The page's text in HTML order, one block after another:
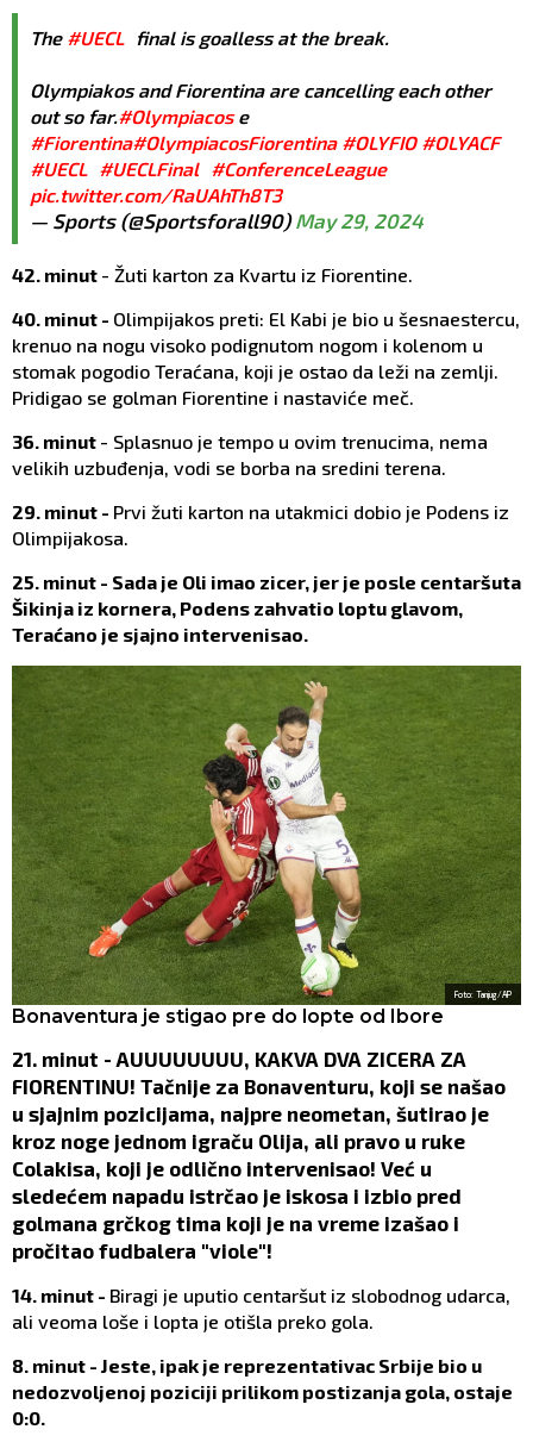
The #UECLfinal is goalless at the break.
Olympiakos and Fiorentina are cancelling each other
out so far.#Olympiacose
#Fiorentina#OlympiacosFiorentina #OLYFIO #OLYACF
#UECL #UECLFinal #ConferenceLeague
pic.twitter.com/RaUAhTh8T3
— Sports (@Sportsforall90)May 29, 2024
42. minut - Žuti karton za Kvartu iz Fiorentine.
40. minut - Olimpijakos preti: El Kabi je bio u šesnaestercu,
krenuo na nogu visoko podignutom nogom i kolenom u
stomak pogodio Teraćana, koji je ostao da leži na zemlji.
Pridigao se golman Fiorentine i nastaviće meč.
36. minut - Splasnuo je tempo u ovim trenucima, nema
velikih uzbuđenja, vodi se borba na sredini terena.
29. minut - Prvi žuti karton na utakmici dobio je Podens iz
Olimpijakosa.
25. minut - Sada je Oli imao zicer, jer je posle centaršuta
Šikinja iz kornera, Podens zahvatio loptu glavom,
Teraćano je sjajno intervenisao.
Foto: Tanjug/AP
Bonaventura je stigao pre do lopte od Ibore
21. minut - AUUUUUUUU, KAKVA DVA ZICERA ZA
FIORENTINU! Tačnije za Bonaventuru, koji se našao
u sjajnim pozicijama, najpre neometan, šutirao je
kroz noge jednom igraču Olija, ali pravo u ruke
Colakisa, koji je odlično intervenisao! Već u
sledećem napadu istrčao je iskosa i izbio pred
golmana grčkog tima koji je na vreme izašao i
pročitao fudbalera "viole"!
14. minut - Biragi je uputio centaršut iz slobodnog udarca,
ali veoma loše i lopta je otišla preko gola.
8. minut - Jeste, ipak je reprezentativac Srbije bio u
nedozvoljenoj poziciji prilikom postizanja gola, ostaje
0:0.